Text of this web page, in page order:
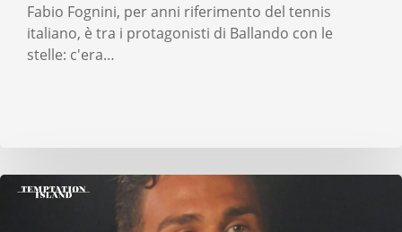
Fabio Fognini, per anni riferimento del tennis
italiano, è tra i protagonisti di Ballando con le
stelle: c'era…